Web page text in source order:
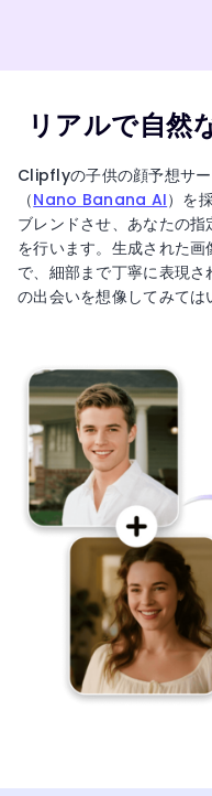
リアルで自然
Clipflyの子供の顔予想サ
（Nano Banana AI）を
ブレンドさせ、あなたの
を行います。生成された
で、細部まで丁寧に表現
の出会いを想像してみては